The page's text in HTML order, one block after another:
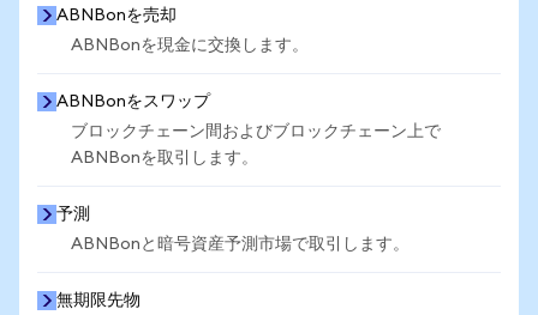
ABNBonを売却
ABNBonを現金に交換します。
ABNBonをスワップ
ブロックチェーン間およびブロックチェーン上で
ABNBonを取引します。
予測
ABNBonと暗号資産予測市場で取引します。
無期限先物